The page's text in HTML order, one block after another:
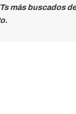
más buscados
.